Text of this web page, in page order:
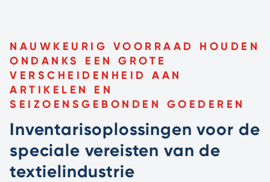
NAUWKEURIG VOORRAAD HOUDEN
ONDANKS EEN GROTE
VERSCHEIDENHEID AAN
ARTIKELEN EN
SEIZOENSGEBONDEN GOEDEREN
Inventarisoplossingen voor de
speciale vereisten van de
textielindustrie